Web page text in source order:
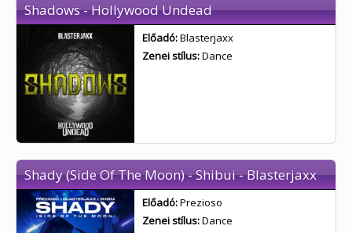
Shadows - Hollywood Undead
Előadó:Blasterjaxx
Zenei stílus:Dance
Shady (Side Of The Moon) - Shibui - Blasterjaxx
Előadó:Prezioso
Zenei stílus:Dance